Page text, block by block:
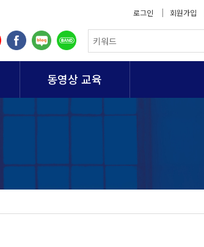
로그인 회원가입
동영상 교육